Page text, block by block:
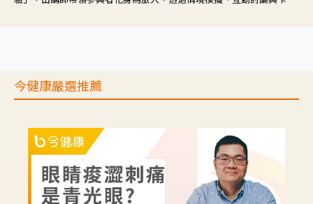
今健康嚴選推薦